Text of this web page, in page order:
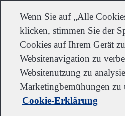
Go to home
Jump to navigation
Jump to content
Contact
Kundendienst Kontakt Newsletter Karriere Lieferanten
Austria
Au
str
ali
a
Australia
Au
stri Brazil
Wenn Sie auf „Alle
klicken, stimmen Sie der
Cookies auf Ihrem Gerät
Websitenavigation zu
Websitenutzung zu
Marketingbemühungen zu
Cookie-Erklärung